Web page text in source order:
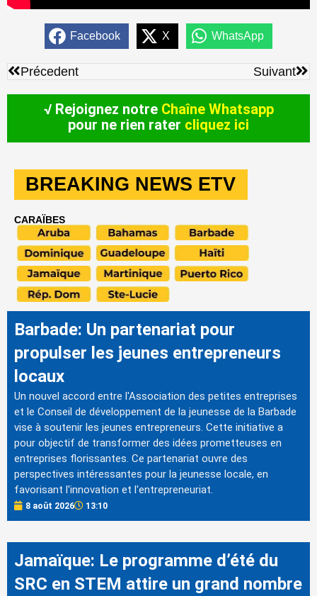
Facebook X WhatsApp
Précédent
Précedent Suivant
√ Rejoignez notre Chaîne Whatsapp
pour ne rien rater cliquez ici
BREAKING NEWS ETV
CARAÏBES
Barbade: Un partenariat pour
propulser les jeunes entrepreneurs
locaux
Un nouvel accord entre l'Association des petites entreprises
et le Conseil de développement de la jeunesse de la Barbade
vise à soutenir les jeunes entrepreneurs. Cette initiative a
pour objectif de transformer des idées prometteuses en
entreprises florissantes. Ce partenariat ouvre des
perspectives intéressantes pour la jeunesse locale, en
favorisant l'innovation et l'entrepreneuriat.
8 août 2026 13:10
Jamaïque: Le programme d’été du
SRC en STEM attire un grand nombre